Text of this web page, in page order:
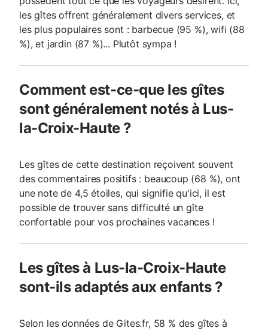
les gîtes offrent généralement divers services, et
les plus populaires sont : barbecue (95 %), wifi (88
%), et jardin (87 %)... Plutôt sympa !
Comment est-ce-que les gîtes
sont généralement notés à Lus-
la-Croix-Haute ?
Les gîtes de cette destination reçoivent souvent
des commentaires positifs : beaucoup (68 %), ont
une note de 4,5 étoiles, qui signifie qu'ici, il est
possible de trouver sans difficulté un gîte
confortable pour vos prochaines vacances !
Les gîtes à Lus-la-Croix-Haute
sont-ils adaptés aux enfants ?
Selon les données de Gites.fr, 58 % des gîtes à